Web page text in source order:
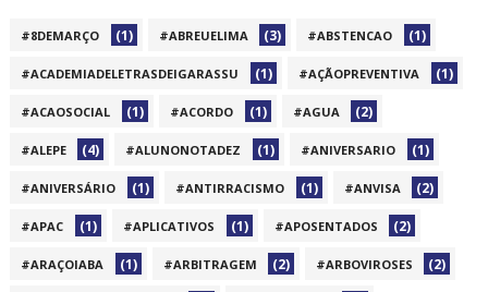
#8DEMARÇO (1) #ABREUELIMA (3) #ABSTENCAO (1)
#ACADEMIADELETRASDEIGARASSU (1) #AÇÃOPREVENTIVA (1)
#ACAOSOCIAL (1) #ACORDO (1) #AGUA (2)
#ALEPE (4) #ALUNONOTADEZ (1) #ANIVERSARIO (1)
#ANIVERSÁRIO (1) #ANTIRRACISMO (1) #ANVISA (2)
#APAC (1) #APLICATIVOS (1) #APOSENTADOS (2)
#ARAÇOIABA (1) #ARBITRAGEM (2) #ARBOVIROSES (2)